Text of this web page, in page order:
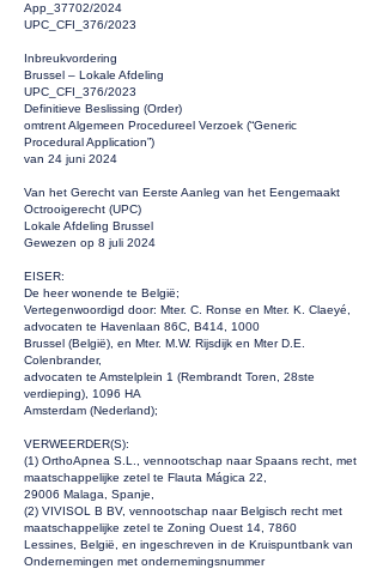
App_37702/2024
UPC_CFI_376/2023
Inbreukvordering
Brussel – Lokale Afdeling
UPC_CFI_376/2023
Definitieve Beslissing (Order)
omtrent Algemeen Procedureel Verzoek (“Generic
Procedural Application”)
van 24 juni 2024
Van het Gerecht van Eerste Aanleg van het Eengemaakt
Octrooigerecht (UPC)
Lokale Afdeling Brussel
Gewezen op 8 juli 2024
EISER:
De heer wonende te België;
Vertegenwoordigd door: Mter. C. Ronse en Mter. K. Claeyé,
advocaten te Havenlaan 86C, B414, 1000
Brussel (België), en Mter. M.W. Rijsdijk en Mter D.E.
Colenbrander,
advocaten te Amstelplein 1 (Rembrandt Toren, 28ste
verdieping), 1096 HA
Amsterdam (Nederland);
VERWEERDER(S):
(1) OrthoApnea S.L., vennootschap naar Spaans recht, met
maatschappelijke zetel te Flauta Mágica 22,
29006 Malaga, Spanje,
(2) VIVISOL B BV, vennootschap naar Belgisch recht met
maatschappelijke zetel te Zoning Ouest 14, 7860
Lessines, België, en ingeschreven in de Kruispuntbank van
Ondernemingen met ondernemingsnummer